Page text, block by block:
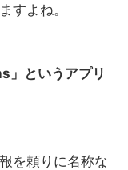
すよね。
」というアプリ
を頼りに名称な